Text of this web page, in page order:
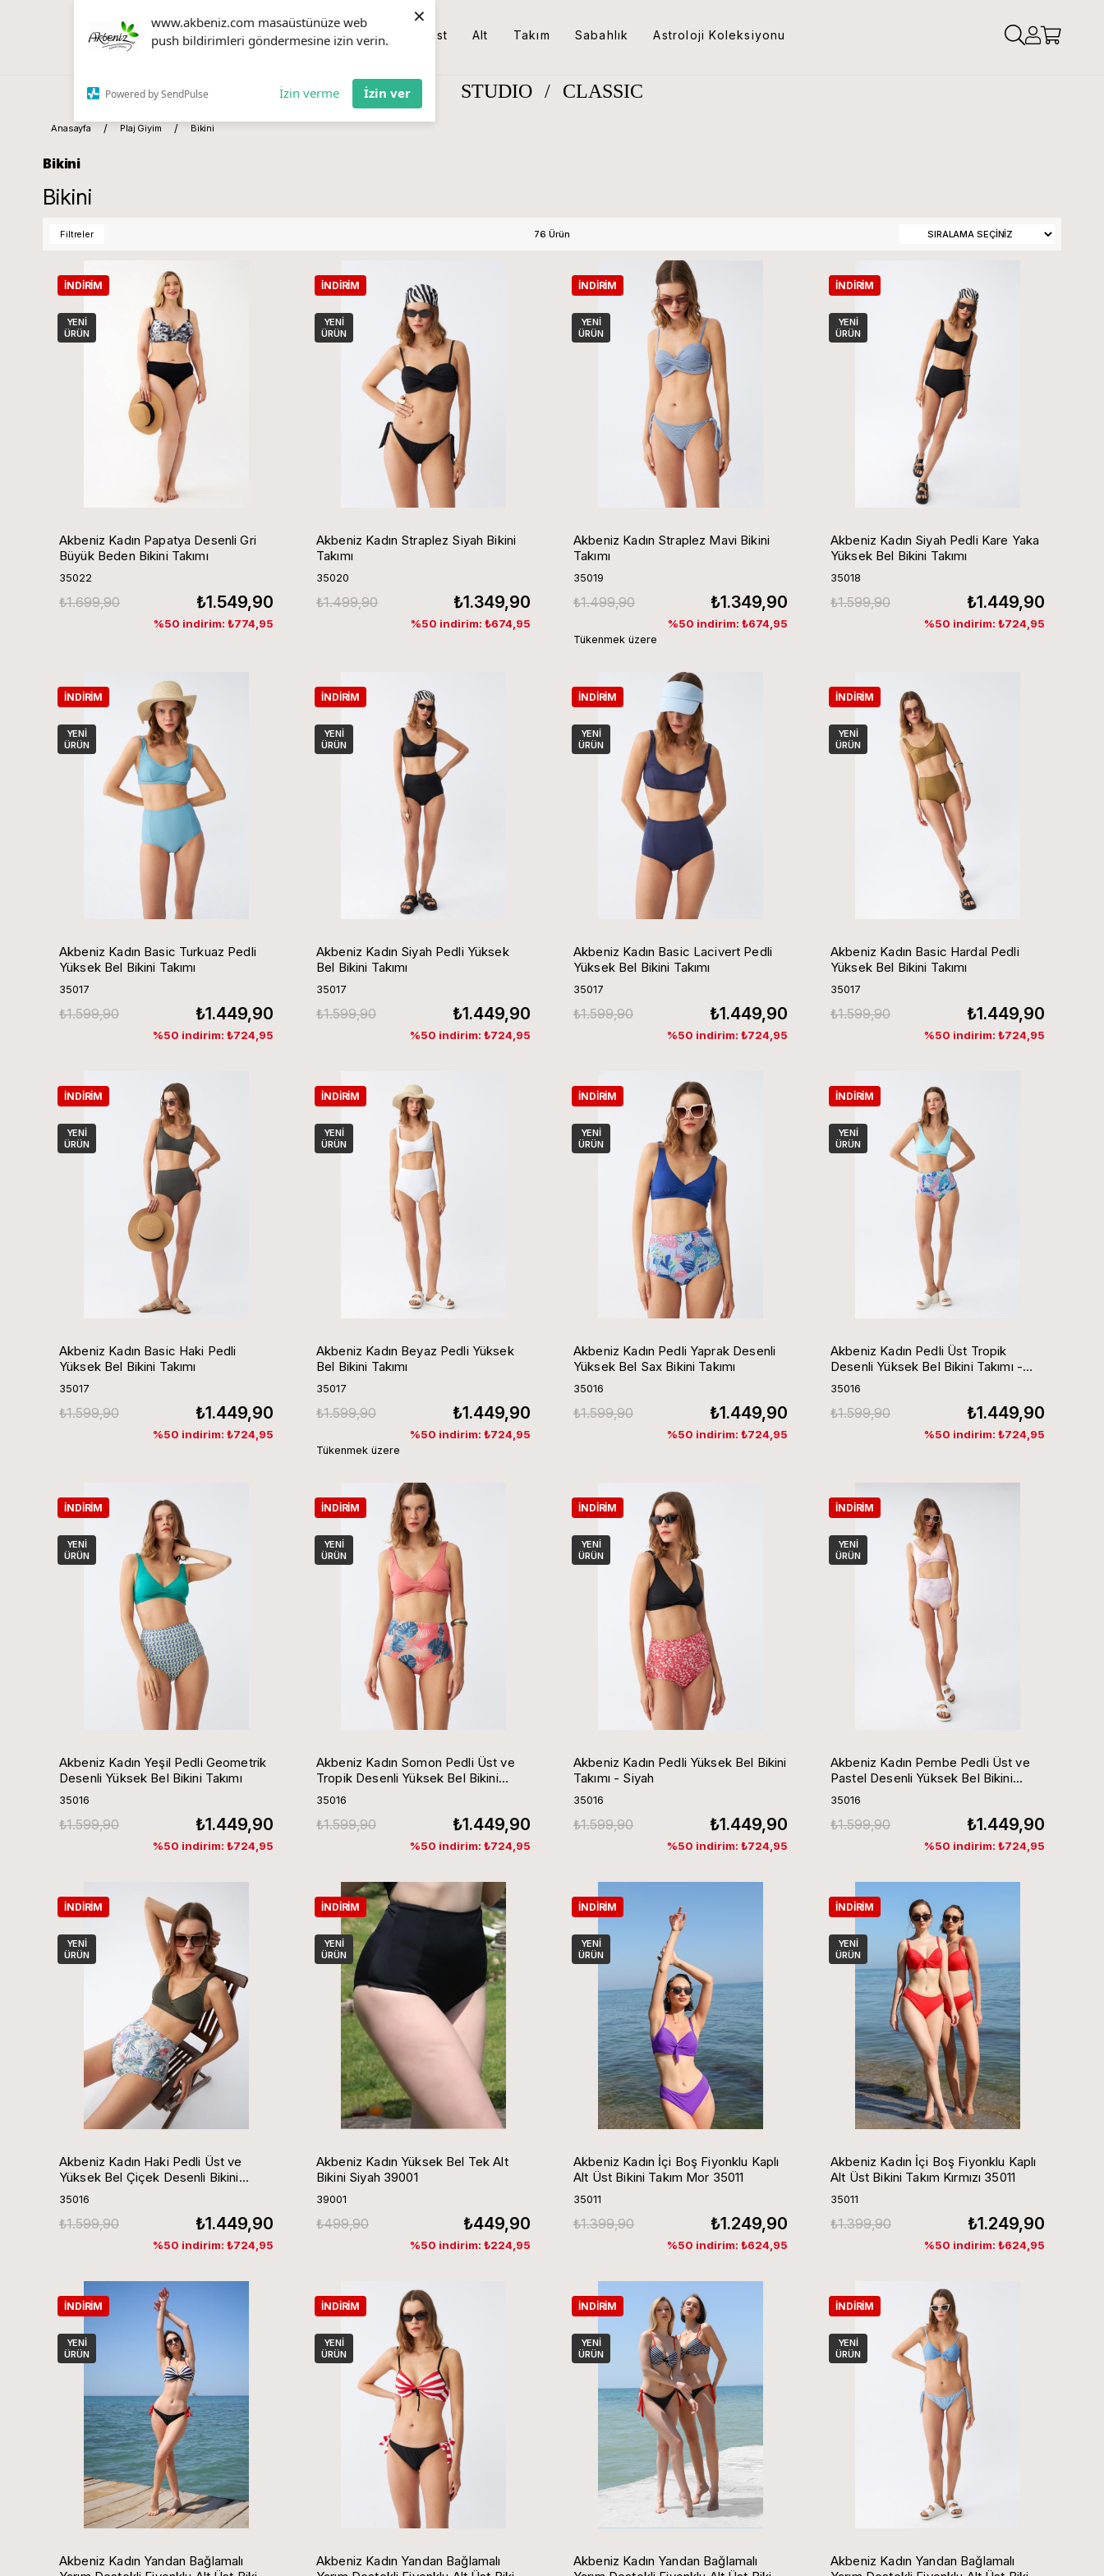
www.akbeniz.com masaüstünüze web
push bildirimleri göndermesine izin verin.
Powered by SendPulse İzin verme İzin ver
×
Üst Alt Takım Sabahlık Astroloji Koleksiyonu
STUDIO / CLASSIC
Anasayfa Plaj Giyim Bikini
Bikini
Bikini
76 Ürün
Filtreler
Akbeniz Kadın Papatya Desenli Gri
Büyük Beden Bikini Takımı
35022
₺1.549,90
₺1.699,90
%50 indirim: ₺774,95
İNDIRIM
YENI
ÜRÜN
Akbeniz Kadın Straplez Siyah Bikini
Takımı
35020
₺1.349,90
₺1.499,90
%50 indirim: ₺674,95
İNDIRIM
YENI
ÜRÜN
Akbeniz Kadın Straplez Mavi Bikini
Takımı
35019
₺1.349,90
₺1.499,90
%50 indirim: ₺674,95
Tükenmek üzere
İNDIRIM
YENI
ÜRÜN
Akbeniz Kadın Siyah Pedli Kare Yaka
Yüksek Bel Bikini Takımı
35018
₺1.449,90
₺1.599,90
%50 indirim: ₺724,95
İNDIRIM
YENI
ÜRÜN
Akbeniz Kadın Basic Turkuaz Pedli
Yüksek Bel Bikini Takımı
35017
₺1.449,90
₺1.599,90
%50 indirim: ₺724,95
İNDIRIM
YENI
ÜRÜN
Akbeniz Kadın Siyah Pedli Yüksek
Bel Bikini Takımı
35017
₺1.449,90
₺1.599,90
%50 indirim: ₺724,95
İNDIRIM
YENI
ÜRÜN
Akbeniz Kadın Basic Lacivert Pedli
Yüksek Bel Bikini Takımı
35017
₺1.449,90
₺1.599,90
%50 indirim: ₺724,95
İNDIRIM
YENI
ÜRÜN
Akbeniz Kadın Basic Hardal Pedli
Yüksek Bel Bikini Takımı
35017
₺1.449,90
₺1.599,90
%50 indirim: ₺724,95
İNDIRIM
YENI
ÜRÜN
Akbeniz Kadın Basic Haki Pedli
Yüksek Bel Bikini Takımı
35017
₺1.449,90
₺1.599,90
%50 indirim: ₺724,95
İNDIRIM
YENI
ÜRÜN
Akbeniz Kadın Beyaz Pedli Yüksek
Bel Bikini Takımı
35017
₺1.449,90
₺1.599,90
%50 indirim: ₺724,95
Tükenmek üzere
İNDIRIM
YENI
ÜRÜN
Akbeniz Kadın Pedli Yaprak Desenli
Yüksek Bel Sax Bikini Takımı
35016
₺1.449,90
₺1.599,90
%50 indirim: ₺724,95
İNDIRIM
YENI
ÜRÜN
Akbeniz Kadın Pedli Üst Tropik
Desenli Yüksek Bel Bikini Takımı -
Buz Mavisi
35016
₺1.449,90
₺1.599,90
%50 indirim: ₺724,95
İNDIRIM
YENI
ÜRÜN
Akbeniz Kadın Yeşil Pedli Geometrik
Desenli Yüksek Bel Bikini Takımı
35016
₺1.449,90
₺1.599,90
%50 indirim: ₺724,95
İNDIRIM
YENI
ÜRÜN
Akbeniz Kadın Somon Pedli Üst ve
Tropik Desenli Yüksek Bel Bikini
Takımı
35016
₺1.449,90
₺1.599,90
%50 indirim: ₺724,95
İNDIRIM
YENI
ÜRÜN
Akbeniz Kadın Pedli Yüksek Bel Bikini
Takımı - Siyah
35016
₺1.449,90
₺1.599,90
%50 indirim: ₺724,95
İNDIRIM
YENI
ÜRÜN
Akbeniz Kadın Pembe Pedli Üst ve
Pastel Desenli Yüksek Bel Bikini
Takımı
35016
₺1.449,90
₺1.599,90
%50 indirim: ₺724,95
İNDIRIM
YENI
ÜRÜN
Akbeniz Kadın Haki Pedli Üst ve
Yüksek Bel Çiçek Desenli Bikini
Takımı
35016
₺1.449,90
₺1.599,90
%50 indirim: ₺724,95
İNDIRIM
YENI
ÜRÜN
Akbeniz Kadın Yüksek Bel Tek Alt
Bikini Siyah 39001
39001
₺449,90
₺499,90
%50 indirim: ₺224,95
İNDIRIM
YENI
ÜRÜN
Akbeniz Kadın İçi Boş Fiyonklu Kaplı
Alt Üst Bikini Takım Mor 35011
35011
₺1.249,90
₺1.399,90
%50 indirim: ₺624,95
İNDIRIM
YENI
ÜRÜN
Akbeniz Kadın İçi Boş Fiyonklu Kaplı
Alt Üst Bikini Takım Kırmızı 35011
35011
₺1.249,90
₺1.399,90
%50 indirim: ₺624,95
İNDIRIM
YENI
ÜRÜN
Akbeniz Kadın Yandan Bağlamalı
İNDIRIM
YENI
ÜRÜN
Akbeniz Kadın Yandan Bağlamalı
İNDIRIM
YENI
ÜRÜN
Akbeniz Kadın Yandan Bağlamalı
İNDIRIM
YENI
ÜRÜN
Akbeniz Kadın Yandan Bağlamalı
İNDIRIM
YENI
ÜRÜN